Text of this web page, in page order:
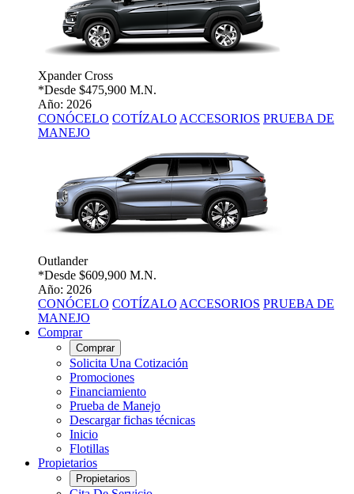
Xpander Cross
*Desde $475,900 M.N.
Año: 2026
CONÓCELO COTÍZALO ACCESORIOS PRUEBA DE
MANEJO
Outlander
*Desde $609,900 M.N.
Año: 2026
CONÓCELO COTÍZALO ACCESORIOS PRUEBA DE
MANEJO
Comprar
Comprar
Solicita Una Cotización
Promociones
Financiamiento
Prueba de Manejo
Descargar fichas técnicas
Inicio
Flotillas
Propietarios
Propietarios